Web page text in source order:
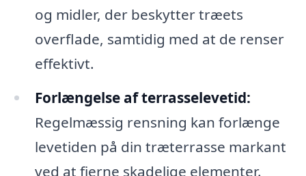
og midler, der beskytter træets
overflade, samtidig med at de renser
effektivt.
Forlængelse af terrasselevetid:
Regelmæssig rensning kan forlænge
levetiden på din træterrasse markant
ved at fjerne skadelige elementer.